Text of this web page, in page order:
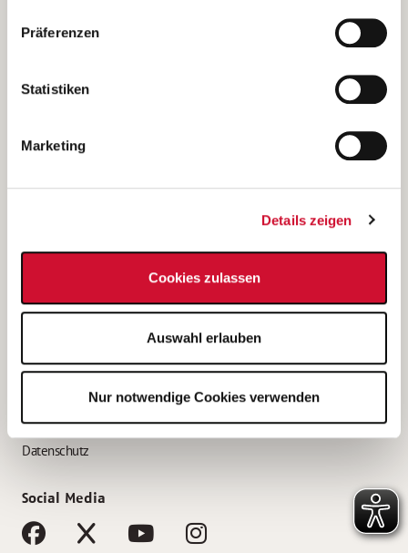
Ihre Einwilligung selbstverständlich jederzeit widerrufen,
indem Sie die Cookie-Einstellungen aufrufen und diese
unsererDatenschutzerklärung
Präferenzen
Statistiken
Marketing
Details zeigen
Cookies zulassen
Auswahl erlauben
Nur notwendige Cookies verwenden
Kantstraße 45a
(Ein Tochterunternehmen des AWO Bezirksverbandes Unterfranken
e.V.)
Bewerbung als Altenpflegehelfer*in
Bewerbung als Erzieher*in
AWO Gliederungen nach Bundesland
Impressum
Datenschutz
Social Media